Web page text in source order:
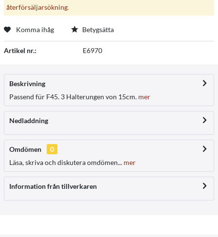
återförsäljarsökning.
Komma ihåg Betygsätta
Artikel nr.: E6970
Beskrivning
Passend für F45. 3 Halterungen von 15cm. mer
Nedladdning
Omdömen
0
Läsa, skriva och diskutera omdömen... mer
Information från tillverkaren